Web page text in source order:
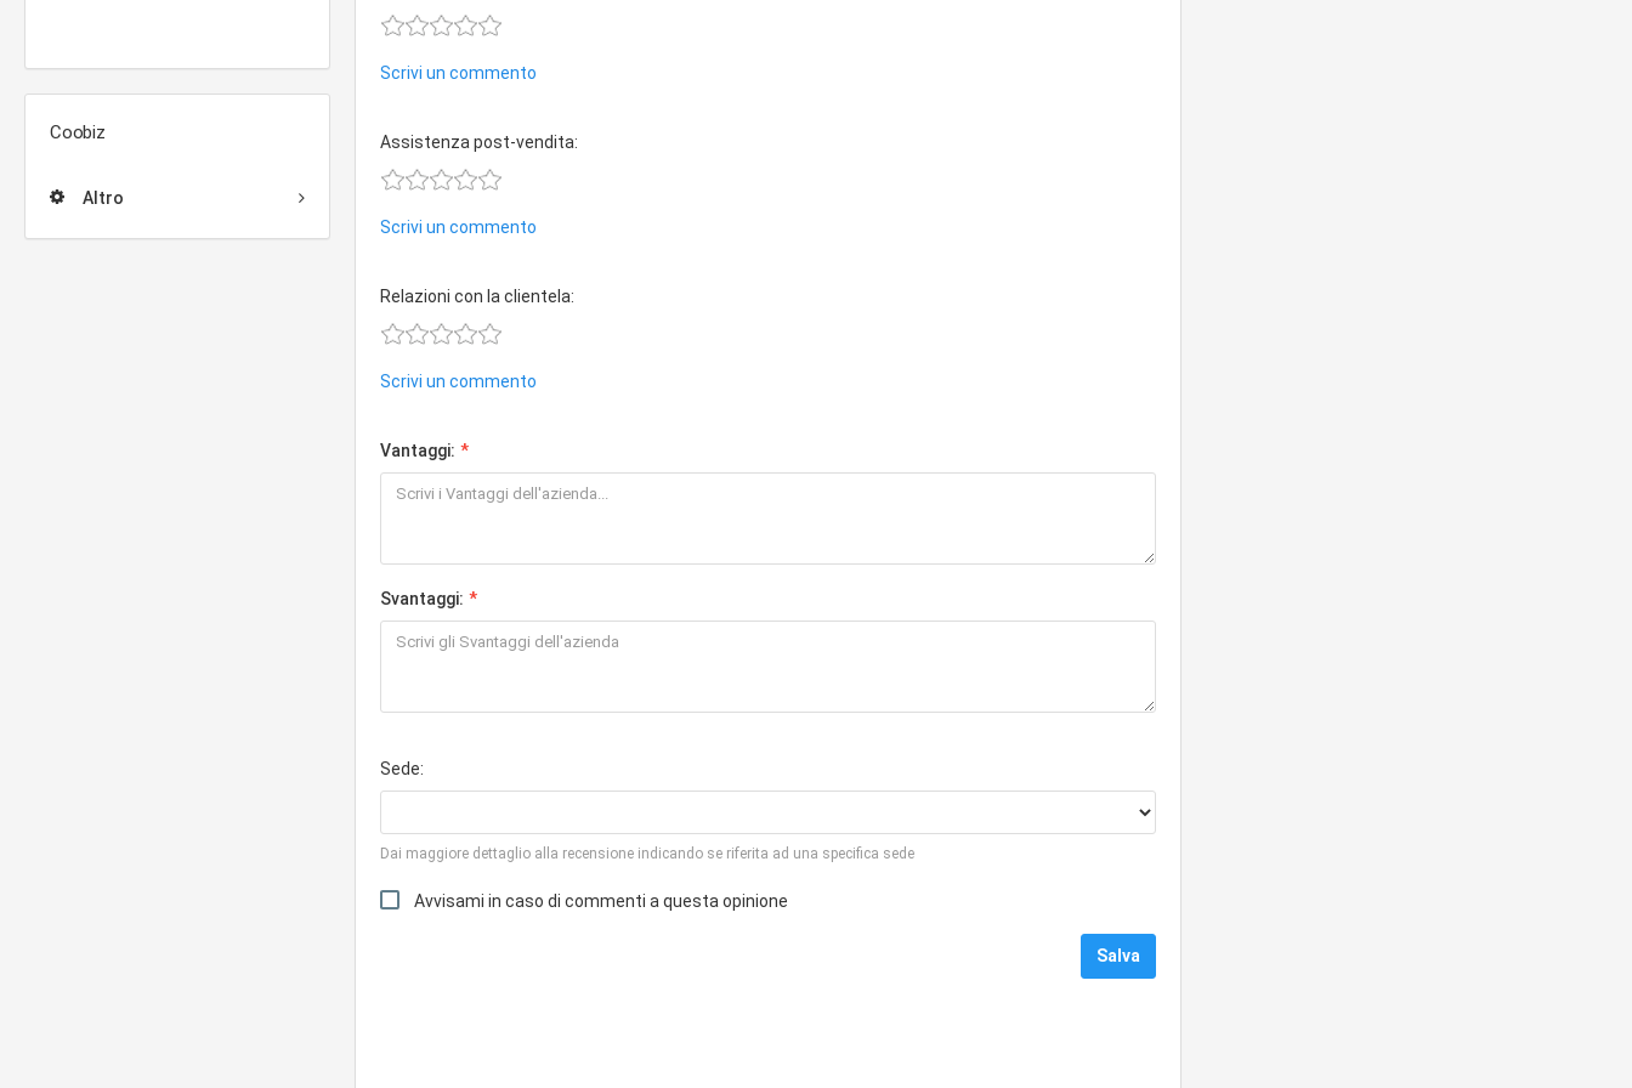
Coobiz
Altro
Scrivi un commento
Assistenza post-vendita:
Scrivi un commento
Relazioni con la clientela:
Scrivi un commento
Vantaggi:
Svantaggi:
Sede:
Dai maggiore dettaglio alla recensione indicando se riferita ad una specifica sede
Avvisami in caso di commenti a questa opinione